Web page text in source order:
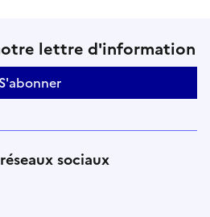
le réseaux
lettre d'information
S'abonner
sociaux